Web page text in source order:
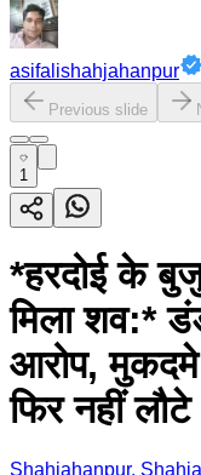
asifalishahjahanpur
Previous slide
1
*हरदोई के
मिला शव:*
आरोप, मुकदमे
फिर नहीं
Shahjahanpur,